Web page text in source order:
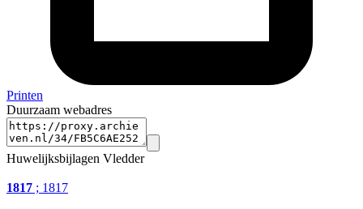
Printen
Duurzaam webadres
Huwelijksbijlagen Vledder
1817 ; 1817